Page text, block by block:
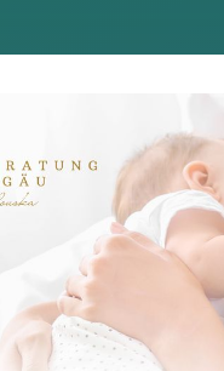
about me here...
im Allgäu mit Carina
Lisa,
bei
gefallen. Sie räumte
Mythen auf und
verständlich wie